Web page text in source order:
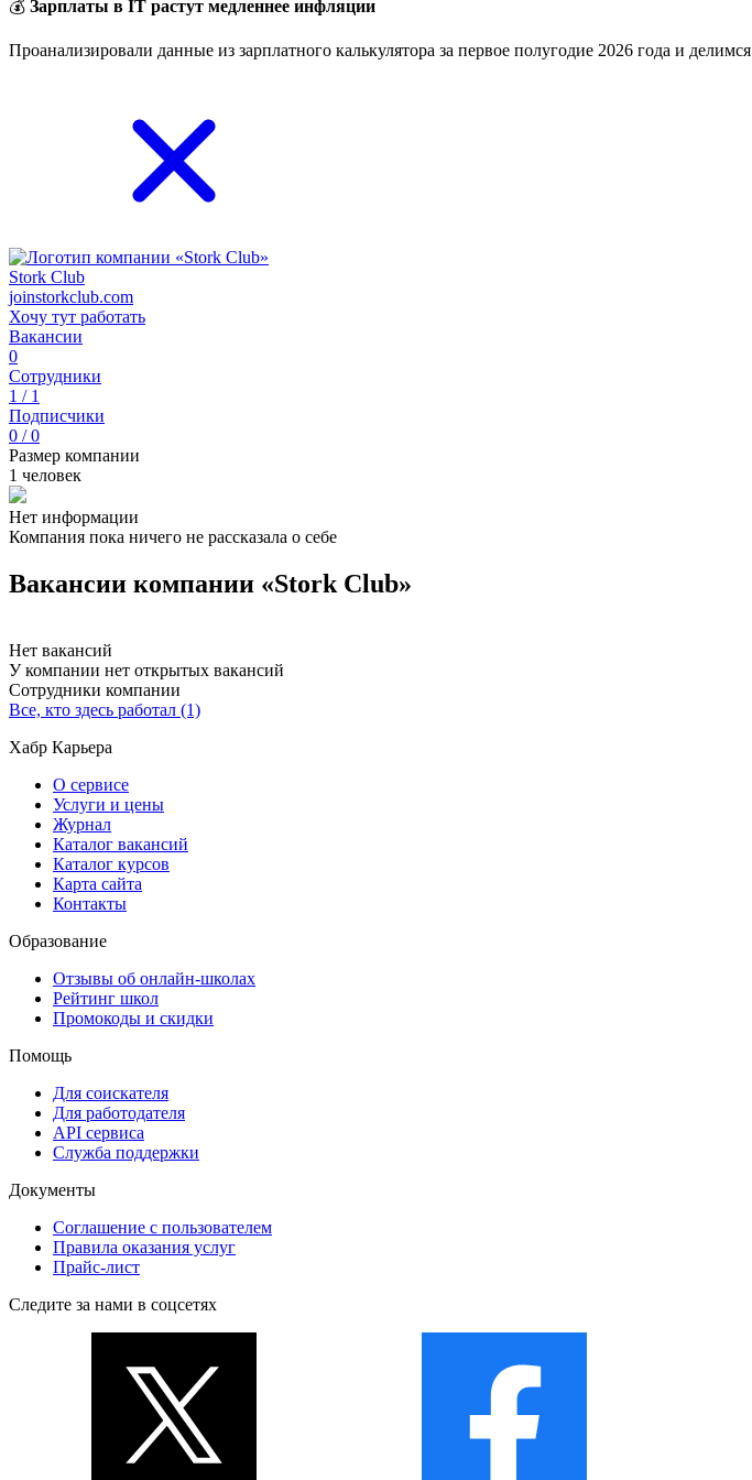
💰 Зарплаты в IT растут медленнее инфляции
Проанализировали данные из зарплатного калькулятора за первое полугодие 2026 года и делимся
Stork Club
joinstorkclub.com
Хочу тут работать
Вакансии
0
Сотрудники
1 / 1
Подписчики
0 / 0
Размер компании
1 человек
Нет информации
Компания пока ничего не рассказала о себе
Вакансии компании «Stork Club»
Нет вакансий
У компании нет открытых вакансий
Сотрудники компании
Все, кто здесь работал (1)
Хабр Карьера
О сервисе
Услуги и цены
Журнал
Каталог вакансий
Каталог курсов
Карта сайта
Контакты
Образование
Отзывы об онлайн-школах
Рейтинг школ
Промокоды и скидки
Помощь
Для соискателя
Для работодателя
API сервиса
Служба поддержки
Документы
Соглашение с пользователем
Правила оказания услуг
Прайс-лист
Следите за нами в соцсетях